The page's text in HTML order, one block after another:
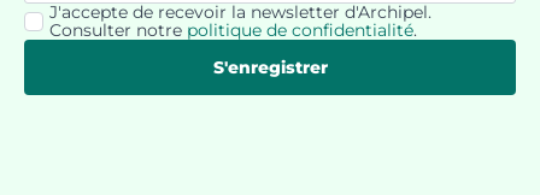
RGPD
*
J'accepte de recevoir la newsletter d'Archipel.
Consulter notre politique de confidentialité.
S'enregistrer